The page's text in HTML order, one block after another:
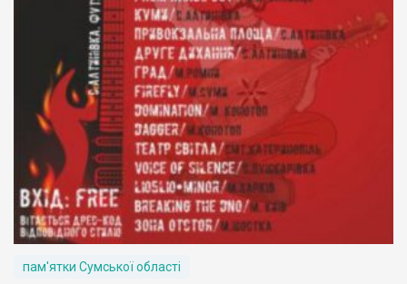
пам'ятки Сумської області